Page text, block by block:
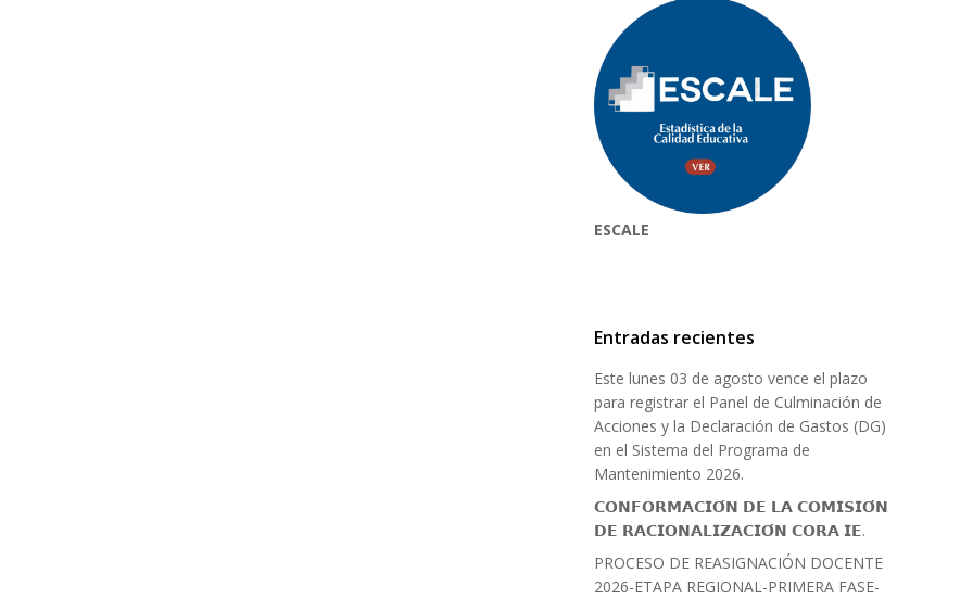
ESCALE
Entradas recientes
Este lunes 03 de agosto vence el plazo
para registrar el Panel de Culminación de
Acciones y la Declaración de Gastos (DG)
en el Sistema del Programa de
Mantenimiento 2026.
𝗖𝗢𝗡𝗙𝗢𝗥𝗠𝗔𝗖𝗜𝗢́𝗡 𝗗𝗘 𝗟𝗔 𝗖𝗢𝗠𝗜𝗦𝗜𝗢́𝗡
𝗗𝗘 𝗥𝗔𝗖𝗜𝗢𝗡𝗔𝗟𝗜𝗭𝗔𝗖𝗜𝗢́𝗡 𝗖𝗢𝗥𝗔 𝗜𝗘.
PROCESO DE REASIGNACIÓN DOCENTE
2026-ETAPA REGIONAL-PRIMERA FASE-